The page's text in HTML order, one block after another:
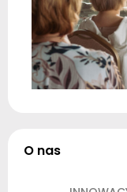
O nas